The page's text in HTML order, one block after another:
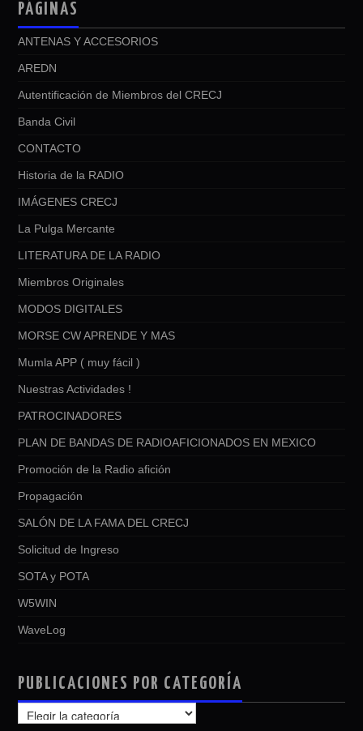
PÁGINAS
ANTENAS Y ACCESORIOS
AREDN
Autentificación de Miembros del CRECJ
Banda Civil
CONTACTO
Historia de la RADIO
IMÁGENES CRECJ
La Pulga Mercante
LITERATURA DE LA RADIO
Miembros Originales
MODOS DIGITALES
MORSE CW APRENDE Y MAS
Mumla APP ( muy fácil )
Nuestras Actividades !
PATROCINADORES
PLAN DE BANDAS DE RADIOAFICIONADOS EN MEXICO
Promoción de la Radio afición
Propagación
SALÓN DE LA FAMA DEL CRECJ
Solicitud de Ingreso
SOTA y POTA
W5WIN
WaveLog
PUBLICACIONES POR CATEGORÍA
PUBLICACIONES
POR